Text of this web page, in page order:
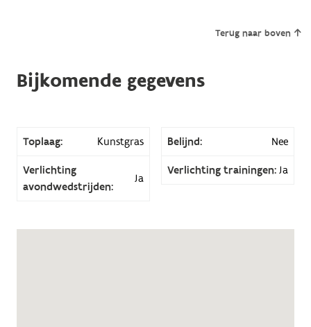
Terug naar boven
Bijkomende gegevens
Toplaag: Kunstgras Belijnd: Nee
Verlichting
avondwedstrijden:
Ja
Verlichting trainingen: Ja